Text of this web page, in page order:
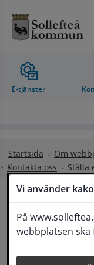
Vi använder
På
webbplatsen
E-tjänster
Startsida
Om
Kontakta oss
Ställa
Ställa en fråga
Om din fråga